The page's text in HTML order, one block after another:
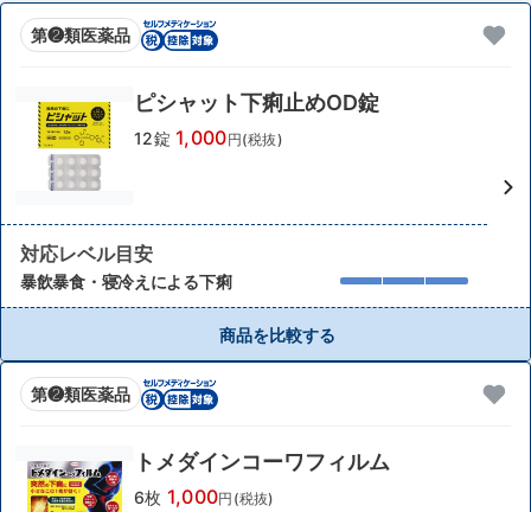
第❷類医薬品
ピシャット下痢止めOD錠
12錠 1,000円(税抜)
対応レベル目安
暴飲暴食・寝冷えによる下痢
商品を比較する
第❷類医薬品
トメダインコーワフィルム
6枚 1,000円(税抜)